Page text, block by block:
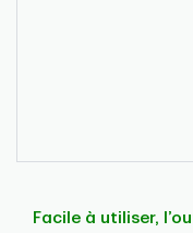
Facile à utiliser,